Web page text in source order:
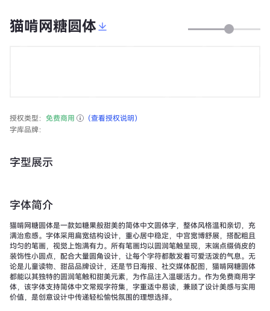
猫啃网糖圆体
授权类型： 免费商用
（查看授权说明）
字库品牌：
字型展示
字体简介
猫啃网糖圆体是一款如糖果般甜美的简体中文圆体字，整体风格温和亲切，充
满治愈感。字体采用扁宽结构设计，重心居中稳定，中宫宽博舒展，搭配粗且
均匀的笔画，视觉上饱满有力。所有笔画均以圆润笔触呈现，末端点缀俏皮的
装饰性小圆点，配合大量圆角设计，让每个字符都散发着可爱活泼的气息。无
论是儿童读物、甜品品牌设计，还是节日海报、社交媒体配图，猫啃网糖圆体
都能以其独特的圆润笔触和甜美元素，为作品注入温暖活力。作为免费商用字
体，该字体支持简体中文常规字符集，字重适中易读，兼顾了设计美感与实用
价值，是创意设计中传递轻松愉悦氛围的理想选择。